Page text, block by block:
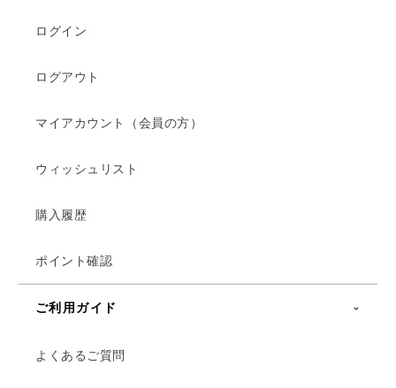
ログイン
ログアウト
マイアカウント（会員の方）
ウィッシュリスト
購入履歴
ポイント確認
ご利用ガイド
よくあるご質問